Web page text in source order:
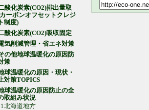
酸化炭素(CO2)排出量取
ーボンオフセットクレジ
制度)
酸化炭素(CO2)吸収固定
気削減管理・省エネ対策
の他地球温暖化の原因防
策
球温暖化の原因・現状・
対策TOPICS
球温暖化の原因防止の全
取組み状況
北海道地方